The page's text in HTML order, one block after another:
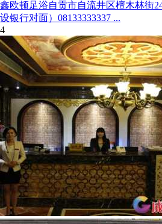
鑫欧顿足浴自贡市自流井区檀木林街
设银行对面）08133333337 ...
4